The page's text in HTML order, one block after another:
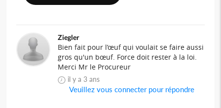
Ziegler
Bien fait pour l’œuf qui voulait se faire aussi
gros qu'un bœuf. Force doit rester à la loi.
Merci Mr le Procureur
il y a 3 ans
Veuillez vous connecter pour répondre